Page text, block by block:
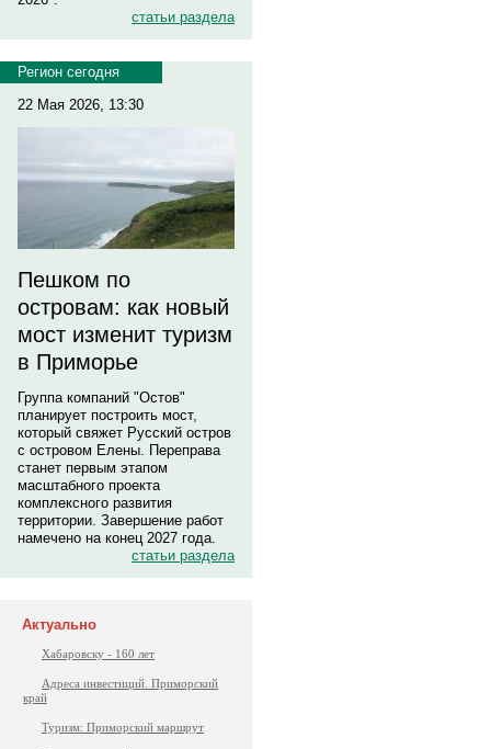
статьи раздела
Регион сегодня
22 Мая 2026, 13:30
Пешком по
островам: как новый
мост изменит туризм
в Приморье
Группа компаний "Остов"
планирует построить мост,
который свяжет Русский остров
с островом Елены. Переправа
станет первым этапом
масштабного проекта
комплексного развития
территории. Завершение работ
намечено на конец 2027 года.
статьи раздела
Актуально
Хабаровску - 160 лет
Адреса инвестиций. Приморский
край
Туризм: Приморский маршрут